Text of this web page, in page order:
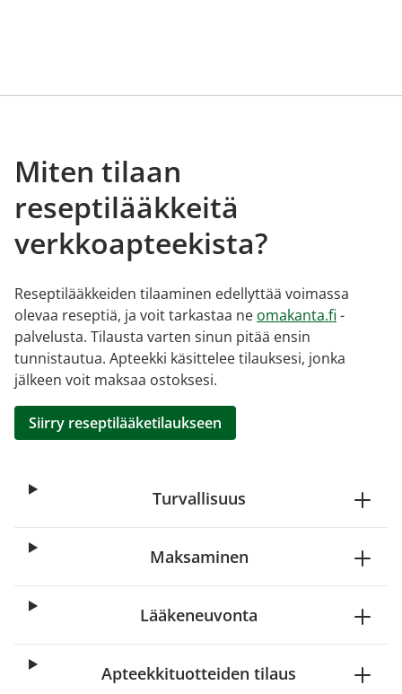
Miten tilaan
reseptilääkkeitä
verkkoapteekista?
Reseptilääkkeiden tilaaminen edellyttää voimassa
olevaa reseptiä, ja voit tarkastaa ne omakanta.fi -
palvelusta. Tilausta varten sinun pitää ensin
tunnistautua. Apteekki käsittelee tilauksesi, jonka
jälkeen voit maksaa ostoksesi.
Siirry reseptilääketilaukseen
Turvallisuus
Maksaminen
Lääkeneuvonta
Apteekkituotteiden tilaus